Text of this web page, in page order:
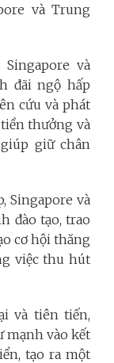
và Trung
và
đãi ngộ hấp
cứu và phát
thưởng và
giữ chân
Singapore và
đào tạo, trao
cơ hội thăng
việc thu hút
và tiên tiến,
mạnh vào kết
tạo ra một